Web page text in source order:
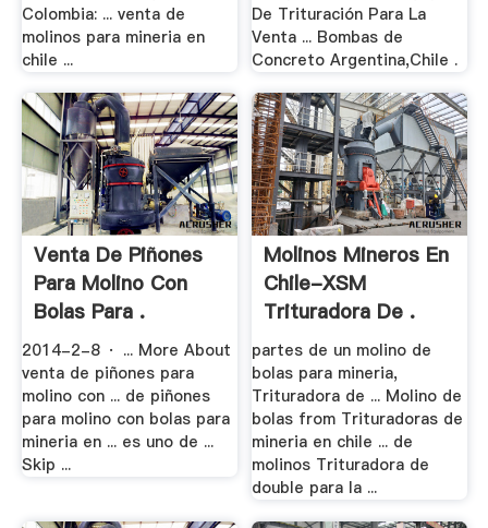
Colombia: ... venta de
molinos para mineria en
chile ...
De Trituración Para La
Venta ... Bombas de
Concreto Argentina,Chile .
Venta De Piñones
Para Molino Con
Bolas Para .
2014-2-8 · ... More About
venta de piñones para
molino con ... de piñones
para molino con bolas para
mineria en ... es uno de ...
Skip ...
Molinos Mineros En
Chile-XSM
Trituradora De .
partes de un molino de
bolas para mineria,
Trituradora de ... Molino de
bolas from Trituradoras de
mineria en chile ... de
molinos Trituradora de
double para la ...